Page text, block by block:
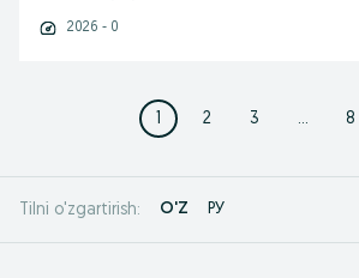
2026 - 0
1 2 3 ... 8
Tilni o'zgartirish: O'Z РУ